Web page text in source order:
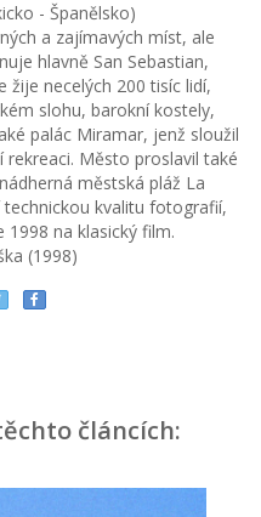
- Španělsko)
a zajímavých míst, ale
hlavně San Sebastian,
žije necelých 200 tisíc lidí,
slohu, barokní kostely,
palác Miramar, jenž sloužil
rekreaci. Město proslavil také
městská pláž La
kvalitu fotografií,
na klasický film.
(1998)
článcích: